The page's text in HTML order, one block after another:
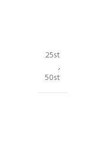
25st
,
50st